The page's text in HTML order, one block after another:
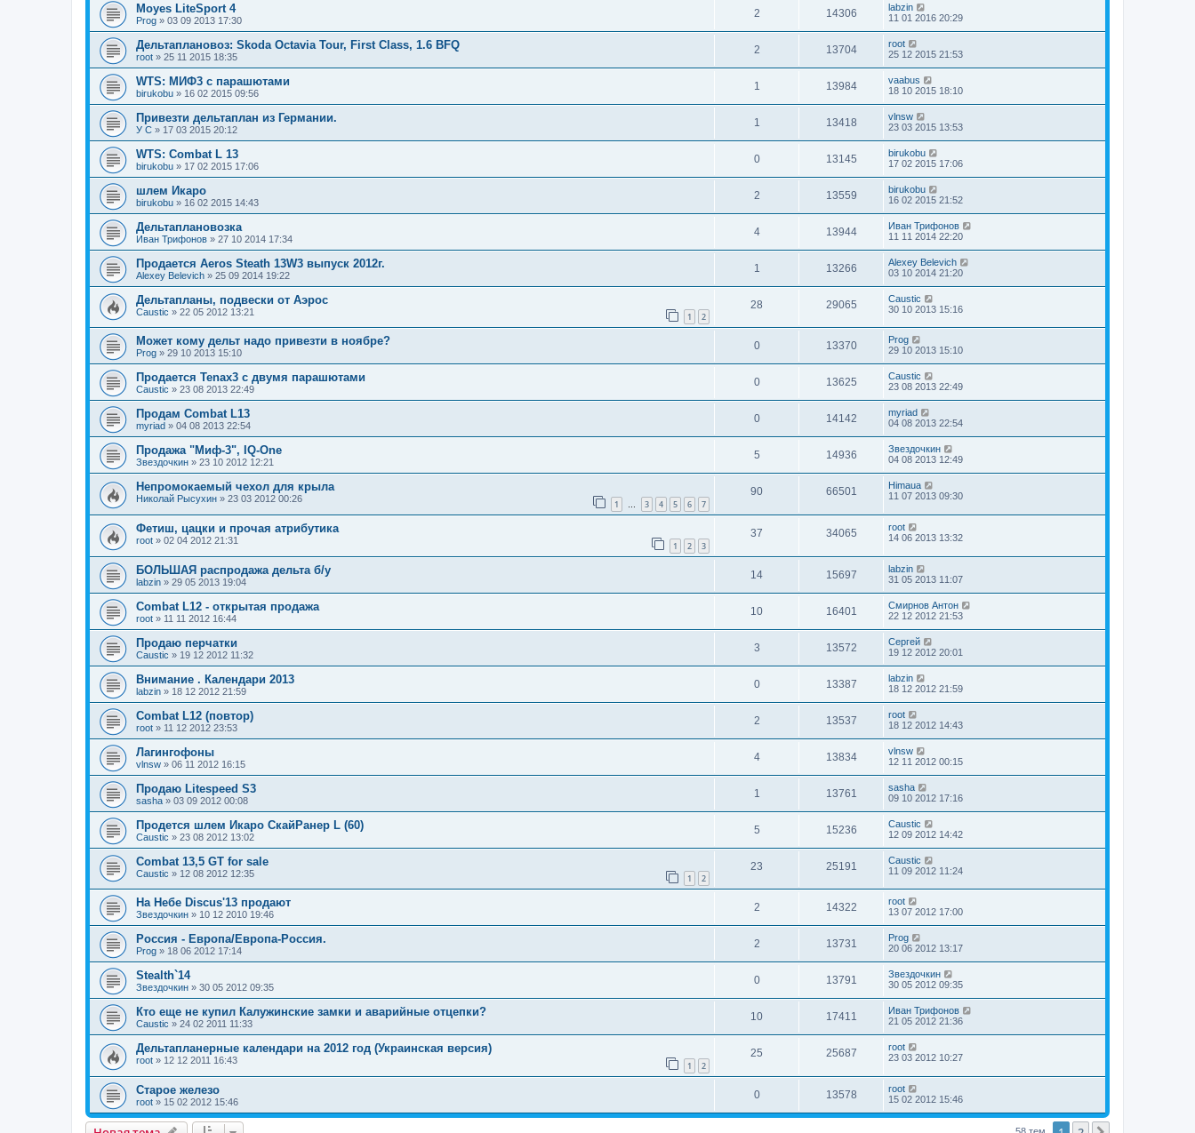
Moyes LiteSport 4
Prog » 03 09 2013 17:30
2 14306
labzin
11 01 2016 20:29
Дельтаплановоз: Skoda Octavia Tour, First Class, 1.6 BFQ
root » 25 11 2015 18:35
2 13704
root
25 12 2015 21:53
WTS: МИФ3 с парашютами
birukobu » 16 02 2015 09:56
1 13984
vaabus
18 10 2015 18:10
Привезти дельтаплан из Германии.
У С » 17 03 2015 20:12
1 13418
vlnsw
23 03 2015 13:53
WTS: Combat L 13
birukobu » 17 02 2015 17:06
0 13145
birukobu
17 02 2015 17:06
шлем Икаро
birukobu » 16 02 2015 14:43
2 13559
birukobu
16 02 2015 21:52
Дельтаплановозка
Иван Трифонов » 27 10 2014 17:34
4 13944
Иван Трифонов
11 11 2014 22:20
Продается Aeros Steath 13W3 выпуск 2012г.
Alexey Belevich » 25 09 2014 19:22
1 13266
Alexey Belevich
03 10 2014 21:20
Дельтапланы, подвески от Аэрос
Caustic » 22 05 2012 13:21 1 2
28 29065
Caustic
30 10 2013 15:16
Может кому дельт надо привезти в ноябре?
Prog » 29 10 2013 15:10
0 13370
Prog
29 10 2013 15:10
Продается Tenax3 с двумя парашютами
Caustic » 23 08 2013 22:49
0 13625
Caustic
23 08 2013 22:49
Продам Combat L13
myriad » 04 08 2013 22:54
0 14142
myriad
04 08 2013 22:54
Продажа "Миф-3", IQ-One
Звездочкин » 23 10 2012 12:21
5 14936
Звездочкин
04 08 2013 12:49
Непромокаемый чехол для крыла
Николай Рысухин » 23 03 2012 00:26 1 … 3 4 5 6 7
90 66501
Himaua
11 07 2013 09:30
Фетиш, цацки и прочая атрибутика
root » 02 04 2012 21:31 1 2 3
37 34065
root
14 06 2013 13:32
БОЛЬШАЯ распродажа дельта б/у
labzin » 29 05 2013 19:04
14 15697
labzin
31 05 2013 11:07
Combat L12 - открытая продажа
root » 11 11 2012 16:44
10 16401
Смирнов Антон
22 12 2012 21:53
Продаю перчатки
Caustic » 19 12 2012 11:32
3 13572
Сергей
19 12 2012 20:01
Внимание . Календари 2013
labzin » 18 12 2012 21:59
0 13387
labzin
18 12 2012 21:59
Combat L12 (повтор)
root » 11 12 2012 23:53
2 13537
root
18 12 2012 14:43
Лагингофоны
vlnsw » 06 11 2012 16:15
4 13834
vlnsw
12 11 2012 00:15
Продаю Litespeed S3
sasha » 03 09 2012 00:08
1 13761
sasha
09 10 2012 17:16
Продется шлем Икаро СкайРанер L (60)
Caustic » 23 08 2012 13:02
5 15236
Caustic
12 09 2012 14:42
Combat 13,5 GT for sale
Caustic » 12 08 2012 12:35 1 2
23 25191
Caustic
11 09 2012 11:24
На Небе Discus'13 продают
Звездочкин » 10 12 2010 19:46
2 14322
root
13 07 2012 17:00
Россия - Европа/Европа-Россия.
Prog » 18 06 2012 17:14
2 13731
Prog
20 06 2012 13:17
Stealth`14
Звездочкин » 30 05 2012 09:35
0 13791
Звездочкин
30 05 2012 09:35
Кто еще не купил Калужинские замки и аварийные отцепки?
Caustic » 24 02 2011 11:33
10 17411
Иван Трифонов
21 05 2012 21:36
Дельтапланерные календари на 2012 год (Украинская версия)
root » 12 12 2011 16:43 1 2
25 25687
root
23 03 2012 10:27
Старое железо
root » 15 02 2012 15:46
0 13578
root
15 02 2012 15:46